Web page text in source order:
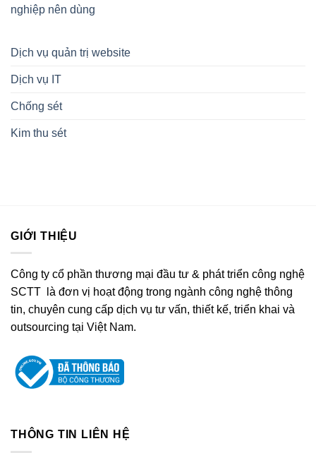
nghiệp nên dùng
Dịch vụ quản trị website
Dịch vụ IT
Chống sét
Kim thu sét
GIỚI THIỆU
Công ty cổ phần thương mại đầu tư & phát triển công nghệ
SCTT là đơn vị hoạt động trong ngành công nghệ thông
tin, chuyên cung cấp dịch vụ tư vấn, thiết kế, triển khai và
outsourcing tại Việt Nam.
THÔNG TIN LIÊN HỆ